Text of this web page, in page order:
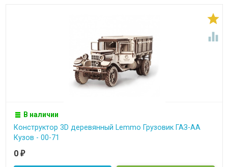


В наличии
Конструктор 3D деревянный Lemmo Грузовик ГАЗ-АА
Кузов - 00-71
0 ₽